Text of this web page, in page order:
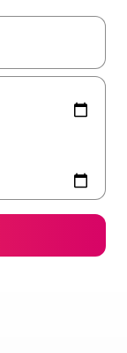
使って移動するか